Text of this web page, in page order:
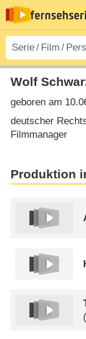
Wolf
geboren am
deutscher
Filmmanager
Produktion
(